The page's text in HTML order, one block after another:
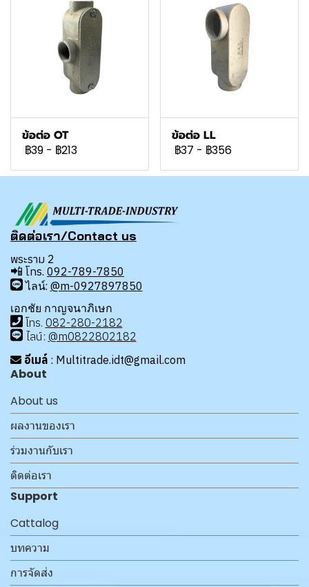
ข้อต่อ OT
฿39 - ฿213
ข้อต่อ LL
฿37 - ฿356
ติดต่อเรา/Contact us
พระราม 2
📲 โทร. 092-789-7850
ไลน์: @m-0927897850
เอกชัย กาญจนาภิเษก
โทร. 082-280-2182
ไลน์: @m0822802182
อีเมล์ : Multitrade.idt@gmail.com
About
About us
ผลงานของเรา
ร่วมงานกับเรา
ติดต่อเรา
Support
Cattalog
บทความ
การจัดส่ง